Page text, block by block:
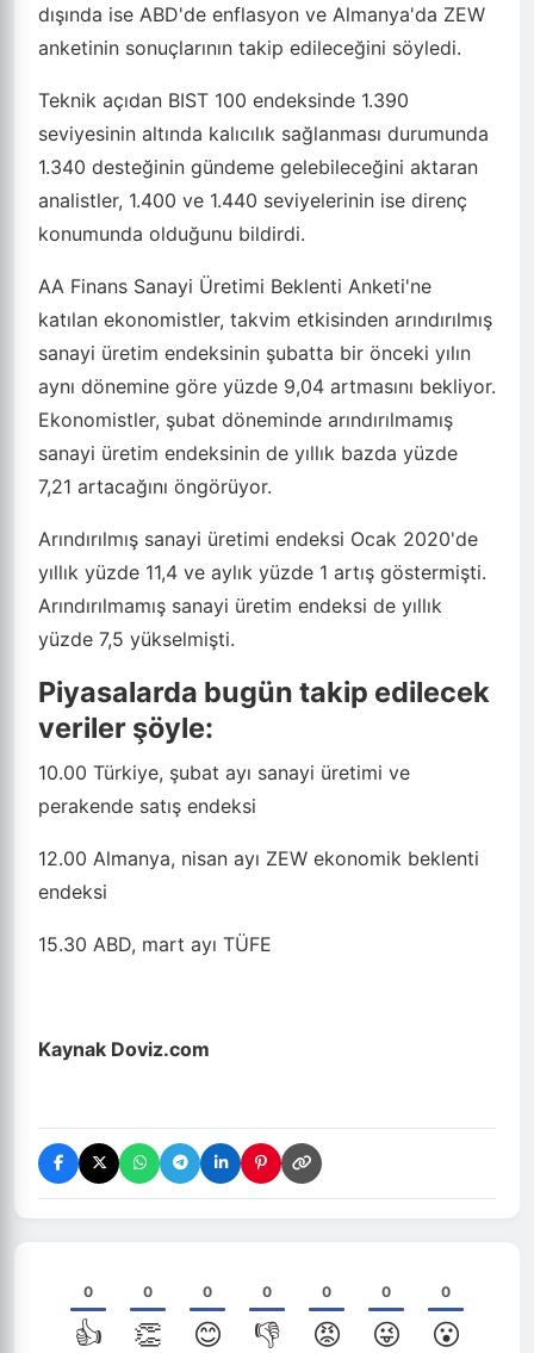
dışında ise ABD'de enflasyon ve Almanya'da ZEW
anketinin sonuçlarının takip edileceğini söyledi.
Teknik açıdan BIST 100 endeksinde 1.390
seviyesinin altında kalıcılık sağlanması durumunda
1.340 desteğinin gündeme gelebileceğini aktaran
analistler, 1.400 ve 1.440 seviyelerinin ise direnç
konumunda olduğunu bildirdi.
AA Finans Sanayi Üretimi Beklenti Anketi'ne
katılan ekonomistler, takvim etkisinden arındırılmış
sanayi üretim endeksinin şubatta bir önceki yılın
aynı dönemine göre yüzde 9,04 artmasını bekliyor.
Ekonomistler, şubat döneminde arındırılmamış
sanayi üretim endeksinin de yıllık bazda yüzde
7,21 artacağını öngörüyor.
Arındırılmış sanayi üretimi endeksi Ocak 2020'de
yıllık yüzde 11,4 ve aylık yüzde 1 artış göstermişti.
Arındırılmamış sanayi üretim endeksi de yıllık
yüzde 7,5 yükselmişti.
Piyasalarda bugün takip edilecek
veriler şöyle:
10.00 Türkiye, şubat ayı sanayi üretimi ve
perakende satış endeksi
12.00 Almanya, nisan ayı ZEW ekonomik beklenti
endeksi
15.30 ABD, mart ayı TÜFE
Kaynak Doviz.com
0
👍
0
👏
0
😊
0
👎
0
😡
0
😜
0
😮